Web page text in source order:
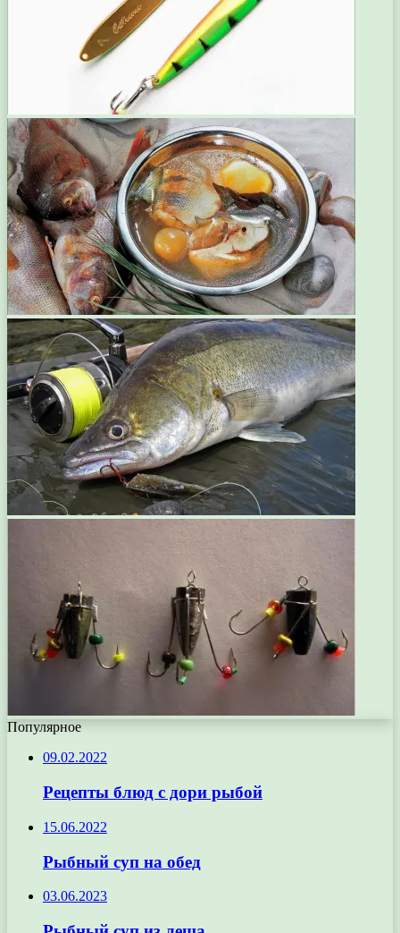
Популярное
09.02.2022
Рецепты блюд с дори рыбой
15.06.2022
Рыбный суп на обед
03.06.2023